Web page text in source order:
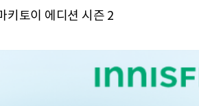
키토이 에디션 시즌 2